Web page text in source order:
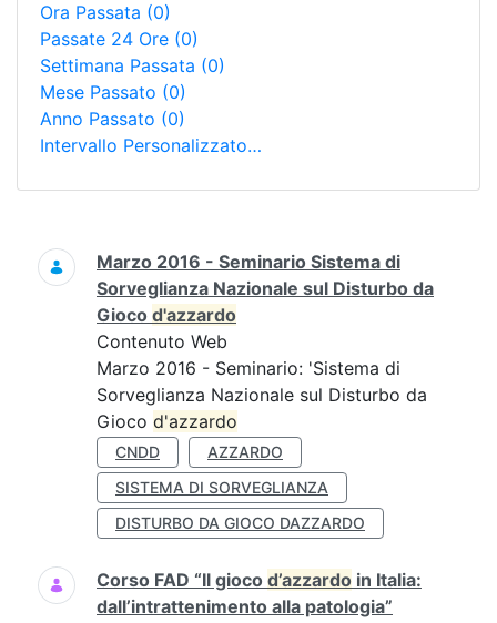
Ora Passata (0)
Passate 24 Ore (0)
Settimana Passata (0)
Mese Passato (0)
Anno Passato (0)
Intervallo Personalizzato…
Ricerca
Marzo 2016 - Seminario Sistema di
Sorveglianza Nazionale sul Disturbo da
Gioco d'azzardo
Contenuto Web
Marzo 2016 - Seminario: 'Sistema di
Sorveglianza Nazionale sul Disturbo da
Gioco d'azzardo
CNDD
AZZARDO
SISTEMA DI SORVEGLIANZA
DISTURBO DA GIOCO DAZZARDO
Corso FAD “Il gioco d’azzardo in Italia:
dall’intrattenimento alla patologia”